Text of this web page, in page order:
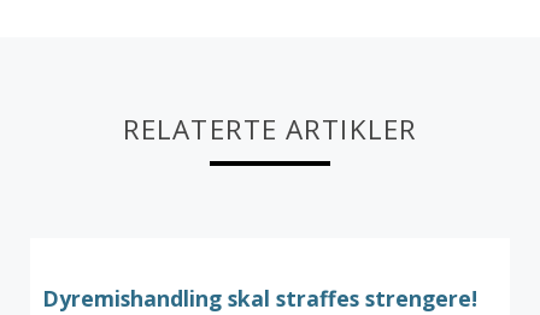
RELATERTE ARTIKLER
Dyremishandling skal straffes strengere!